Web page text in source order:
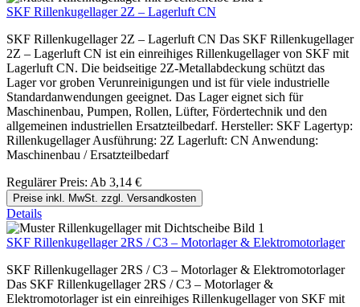
SKF Rillenkugellager 2Z – Lagerluft CN
SKF Rillenkugellager 2Z – Lagerluft CN Das SKF Rillenkugellager
2Z – Lagerluft CN ist ein einreihiges Rillenkugellager von SKF mit
Lagerluft CN. Die beidseitige 2Z-Metallabdeckung schützt das
Lager vor groben Verunreinigungen und ist für viele industrielle
Standardanwendungen geeignet. Das Lager eignet sich für
Maschinenbau, Pumpen, Rollen, Lüfter, Fördertechnik und den
allgemeinen industriellen Ersatzteilbedarf. Hersteller: SKF Lagertyp:
Rillenkugellager Ausführung: 2Z Lagerluft: CN Anwendung:
Maschinenbau / Ersatzteilbedarf
Regulärer Preis: Ab 3,14 €
Preise inkl. MwSt. zzgl. Versandkosten
Details
SKF Rillenkugellager 2RS / C3 – Motorlager & Elektromotorlager
SKF Rillenkugellager 2RS / C3 – Motorlager & Elektromotorlager
Das SKF Rillenkugellager 2RS / C3 – Motorlager &
Elektromotorlager ist ein einreihiges Rillenkugellager von SKF mit